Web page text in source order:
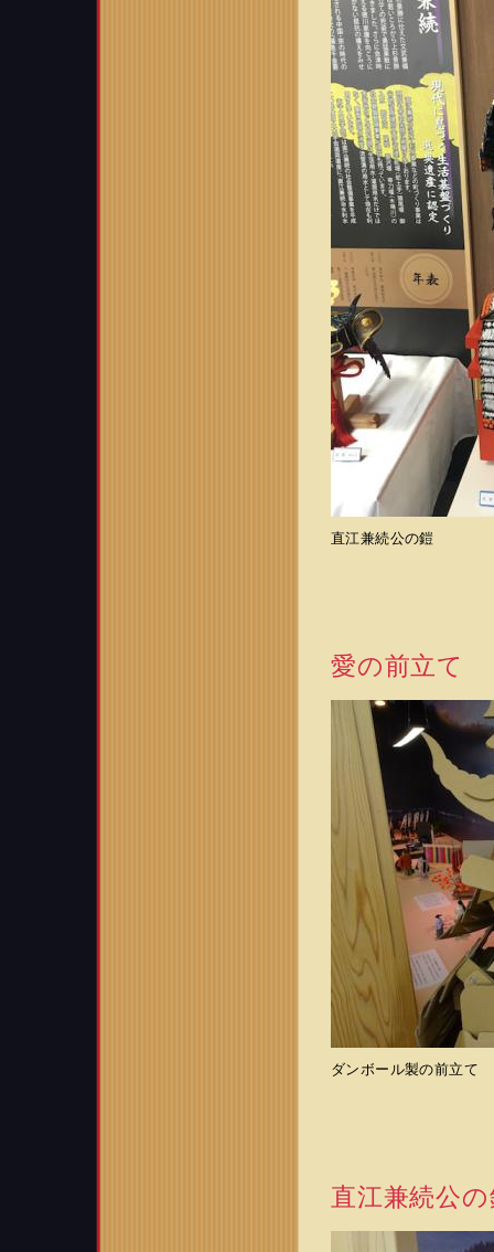
直江兼続公の鎧
愛の前立て
ダンボール製の前立て
直江兼続公